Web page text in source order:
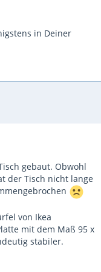
in Deiner
gebaut. Obwohl
der Tisch nicht lange
von Ikea
mit dem Maß 95 x
stabiler.